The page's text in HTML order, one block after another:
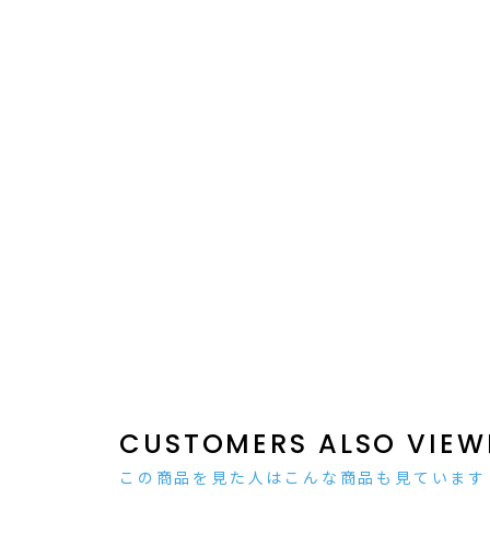
この商品を見た人はこんな商品も見ています
CUSTOMERS ALSO